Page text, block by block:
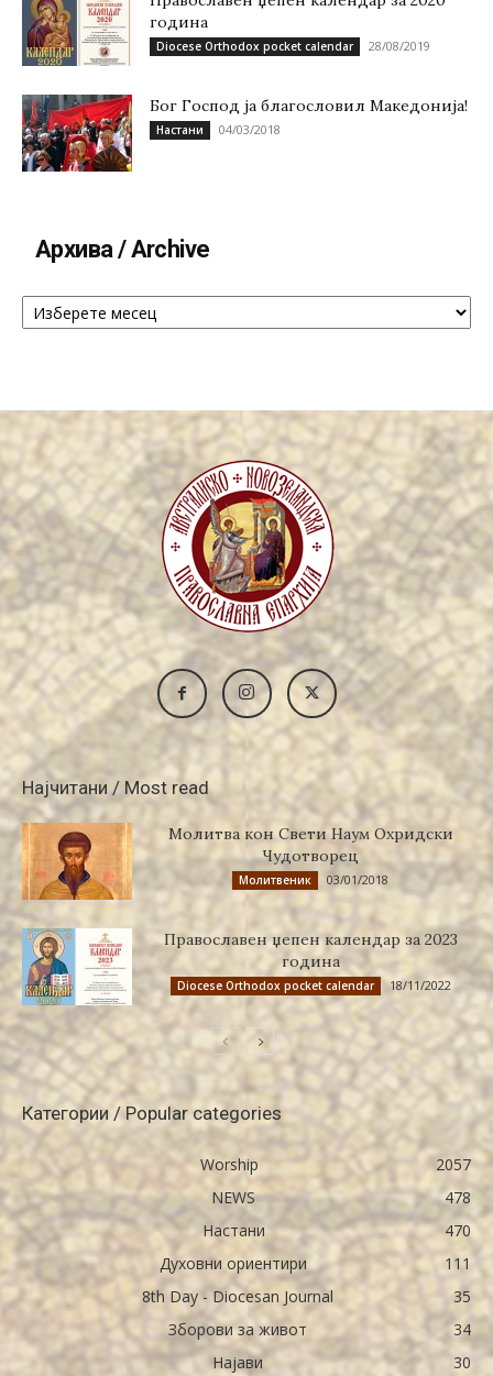
година
Diocese Orthodox pocket calendar 28/08/2019
Бог Господ ја благословил Македонија!
Настани 04/03/2018
Архива / Archive
Архива
Најчитани / Most read
Молитва кон Свети Наум Охридски
Чудотворец
Молитвеник 03/01/2018
Православен џепен календар за 2023
година
Diocese Orthodox pocket calendar 18/11/2022
Категории / Popular categories
Worship
2057
NEWS
478
Настани
470
Духовни ориентири
111
8th Day - Diocesan Journal
35
Зборови за живот
34
Најави
30